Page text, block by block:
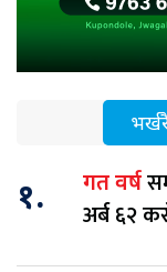
१. गत वर्ष
अर्ब ६२